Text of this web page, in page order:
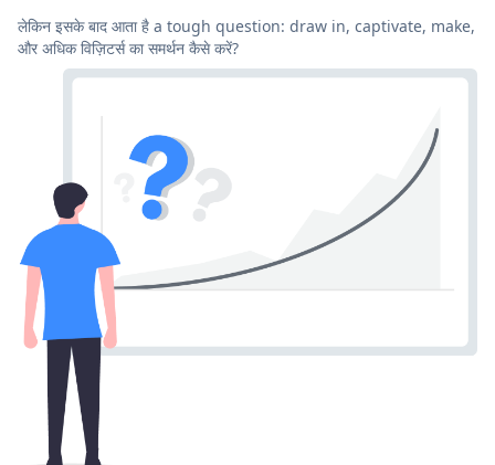
लेकिन इसके बाद आता है a tough question: draw in, captivate, make,
और अधिक विज़िटर्स का समर्थन कैसे करें?